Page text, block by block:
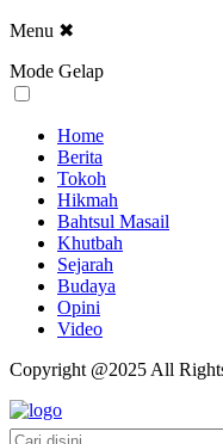
Menu ✖
Mode Gelap
Home
Berita
Tokoh
Hikmah
Bahtsul Masail
Khutbah
Sejarah
Budaya
Opini
Video
Copyright @2025 All